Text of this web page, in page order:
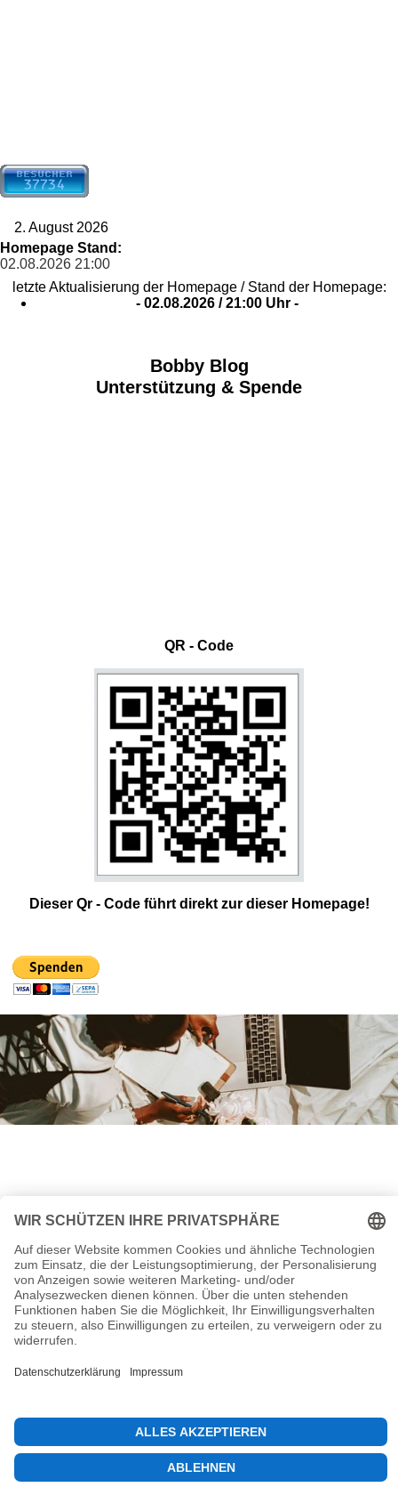
2. August 2026
Homepage Stand:
02.08.2026 21:00
letzte Aktualisierung der Homepage / Stand der Homepage:
- 02.08.2026 / 21:00 Uhr -
Bobby Blog
Unterstützung & Spende
QR - Code
Dieser Qr - Code führt direkt zur dieser Homepage!
Homepage Hauptmenü
MCF Game Live
Neuester & Letzter "Mein Blog / Bobby Blog" Beitrag
Termin vereinbaren
Bobby Blog Unterstützung & Spende
Kontakt
Sitemap
Nutzungsbedingungen
Abo Kündigen